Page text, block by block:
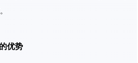
优势